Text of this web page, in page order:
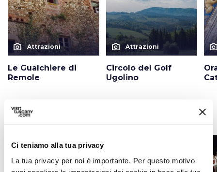
Ci teniamo alla tua privacy
La tua privacy per noi è importante. Per questo motivo
photo_camera Attrazioni
Le Gualchiere di
Remole
photo_camera Attrazioni
Circolo del Golf
Ugolino
Eventi Vedi su mappa
favorite_border